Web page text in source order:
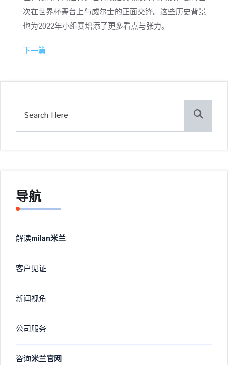
次在世界杯舞台上与威尔士的正面交锋。这些历史背景
也为2022年小组赛增添了更多看点与张力。
下一篇
导航
解读milan米兰
客户见证
新闻视角
公司服务
咨询米兰官网